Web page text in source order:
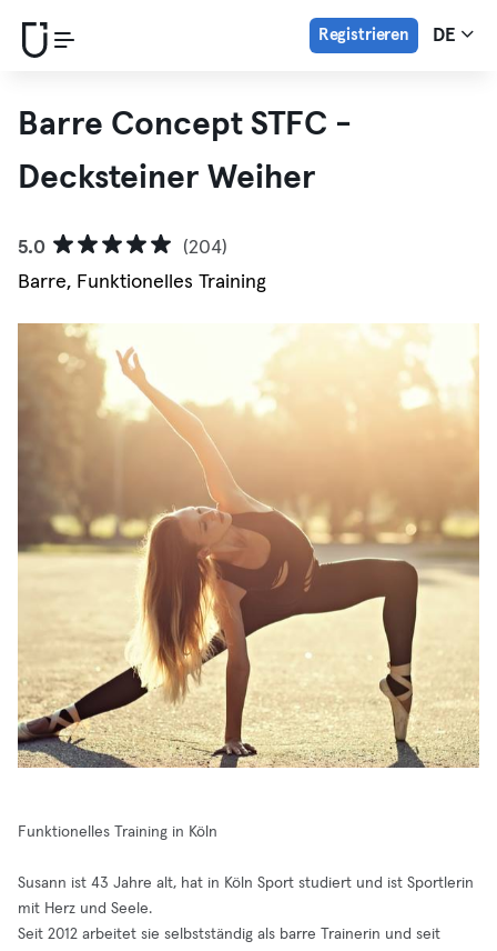
Registrieren DE
Barre Concept STFC -
Decksteiner Weiher
5.0
(204)
Barre, Funktionelles Training
Funktionelles Training in Köln
Susann ist 43 Jahre alt, hat in Köln Sport studiert und ist Sportlerin
mit Herz und Seele.
Seit 2012 arbeitet sie selbstständig als barre Trainerin und seit